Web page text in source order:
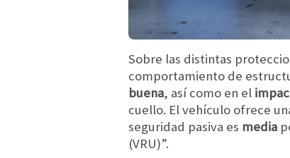
Sobre las distintas
comportamiento de
buena, así como en el
cuello. El vehículo ofrece
seguridad pasiva es media
(VRU)”.